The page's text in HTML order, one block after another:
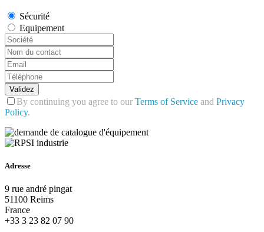
Sécurité
Equipement
Validez
By continuing you agree to our Terms of Service and Privacy
Policy.
Adresse
9 rue andré pingat
51100 Reims
France
+33 3 23 82 07 90